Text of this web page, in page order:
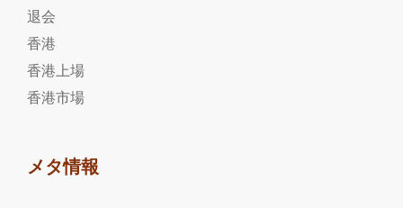
退会
香港
香港上場
香港市場
メタ情報